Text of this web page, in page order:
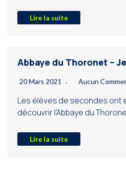
Lire la suite
Abbaye du Thoronet –
20 Mars 2021 Aucun
Les élèves de secondes ont
découvrir l’Abbaye du
Lire la suite